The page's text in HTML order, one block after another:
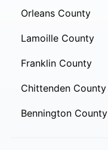
Orleans County
Lamoille County
Franklin County
Chittenden County
Bennington County